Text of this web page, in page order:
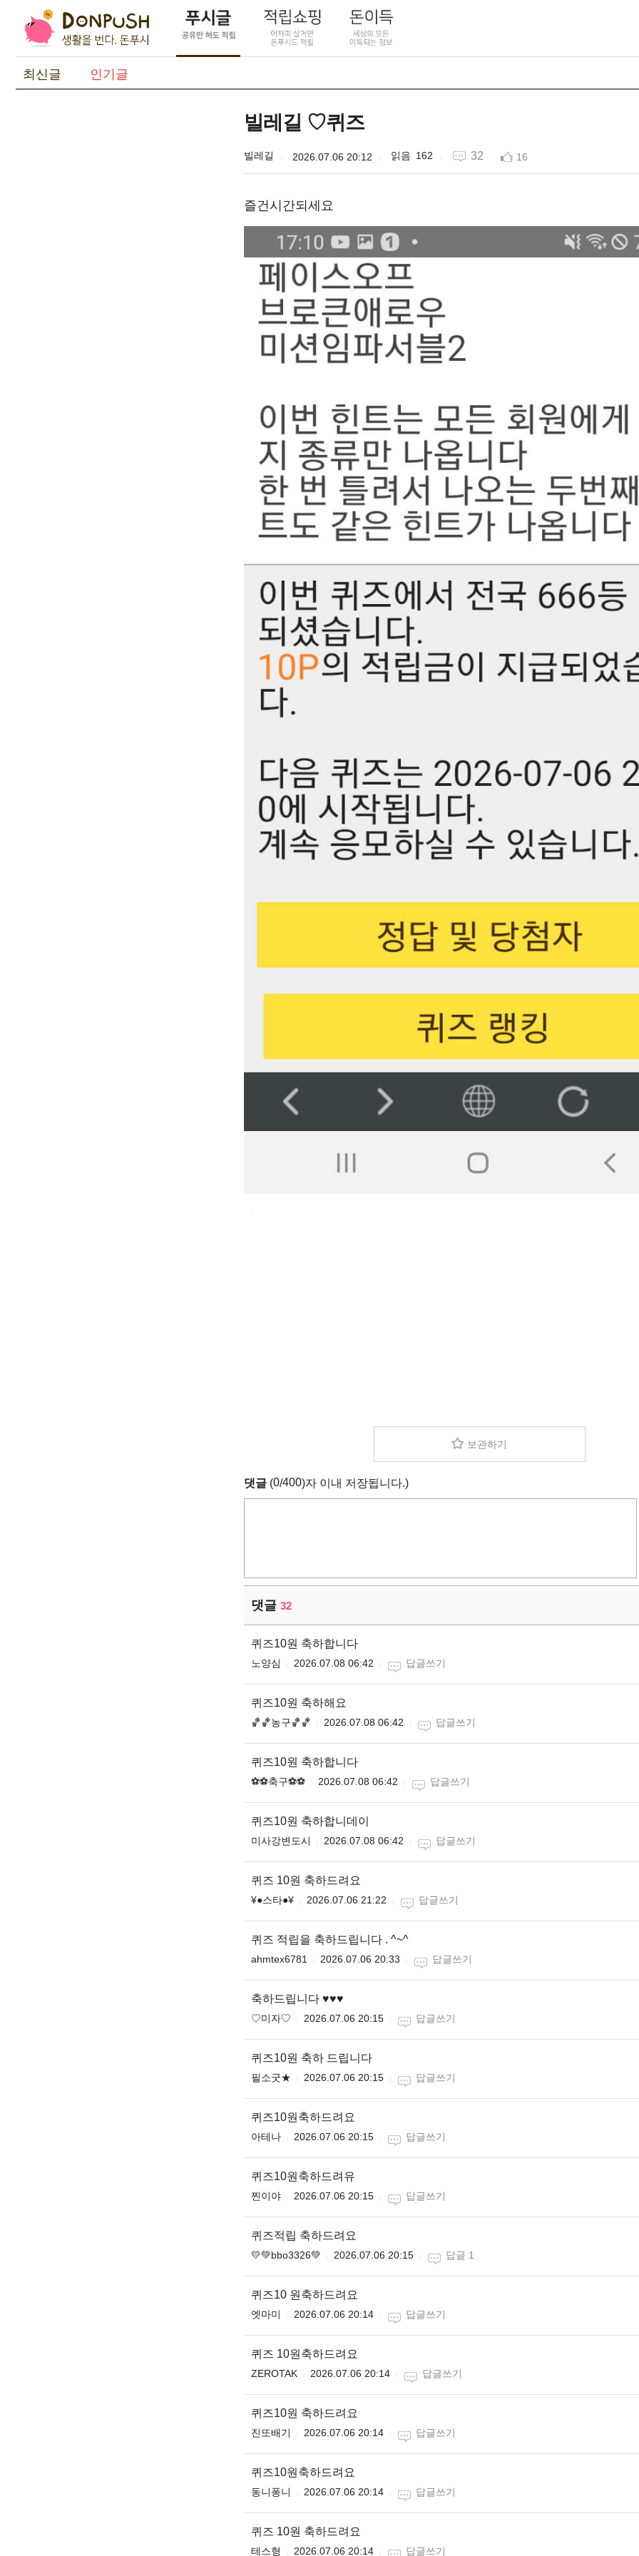
최신글 인기글
빌레길 ♡퀴즈
빌레길 2026.07.06 20:12 162 32 16
즐건시간되세요
보관하기
댓글 (0/400)자 이내 저장됩니다.)
댓글 32
퀴즈10원 축하합니다
노양심 2026.07.08 06:42 답글쓰기
퀴즈10원 축하해요
🏀🏀농구🏀🏀 2026.07.08 06:42 답글쓰기
퀴즈10원 축하합니다
⚽️⚽️축구⚽️⚽️ 2026.07.08 06:42 답글쓰기
퀴즈10원 축하합니데이
미사강변도시 2026.07.08 06:42 답글쓰기
퀴즈 10원 축하드려요
¥●스타●¥ 2026.07.06 21:22 답글쓰기
퀴즈 적립을 축하드립니다 . ^~^
ahmtex6781 2026.07.06 20:33 답글쓰기
축하드립니다 ♥️♥️♥️
♡미자♡ 2026.07.06 20:15 답글쓰기
퀴즈10원 축하 드립니다
필소굿★ 2026.07.06 20:15 답글쓰기
퀴즈10원축하드려요
아테나 2026.07.06 20:15 답글쓰기
퀴즈10원축하드려유
찐이야 2026.07.06 20:15 답글쓰기
퀴즈적립 축하드려요
💛💚bbo3326💚 2026.07.06 20:15 답글 1
퀴즈10 원축하드려요
엣마미 2026.07.06 20:14 답글쓰기
퀴즈 10원축하드려요
ZEROTAK 2026.07.06 20:14 답글쓰기
퀴즈10원 축하드려요
진또배기 2026.07.06 20:14 답글쓰기
퀴즈10원축하드려요
동니퐁니 2026.07.06 20:14 답글쓰기
퀴즈 10원 축하드려요
테스형 2026.07.06 20:14 답글쓰기